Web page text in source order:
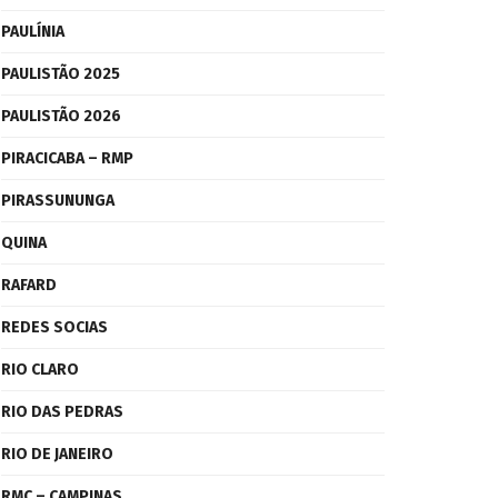
PAULÍNIA
PAULISTÃO 2025
PAULISTÃO 2026
PIRACICABA – RMP
PIRASSUNUNGA
QUINA
RAFARD
REDES SOCIAS
RIO CLARO
RIO DAS PEDRAS
RIO DE JANEIRO